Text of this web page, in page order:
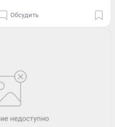
Обсудить